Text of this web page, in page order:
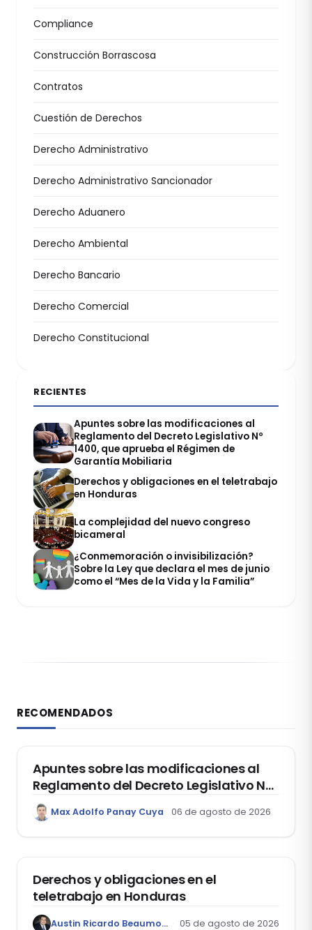
Compliance
Construcción Borrascosa
Contratos
Cuestión de Derechos
Derecho Administrativo
Derecho Administrativo Sancionador
Derecho Aduanero
Derecho Ambiental
Derecho Bancario
Derecho Comercial
Derecho Constitucional
RECIENTES
Apuntes sobre las modificaciones al
Reglamento del Decreto Legislativo Nº
1400, que aprueba el Régimen de
Garantía Mobiliaria
Derechos y obligaciones en el teletrabajo
en Honduras
La complejidad del nuevo congreso
bicameral
¿Conmemoración o invisibilización?
Sobre la Ley que declara el mes de junio
como el “Mes de la Vida y la Familia”
RECOMENDADOS
DERECHO REGISTRAL
Apuntes sobre las modificaciones al
Reglamento del Decreto Legislativo Nº
1400, que aprueba el Régimen de
Garantía Mobiliaria
Max Adolfo Panay Cuya 06 de agosto de 2026
Derechos y obligaciones en el
teletrabajo en Honduras
Austin Ricardo Beaumont Rivera 05 de agosto de 2026